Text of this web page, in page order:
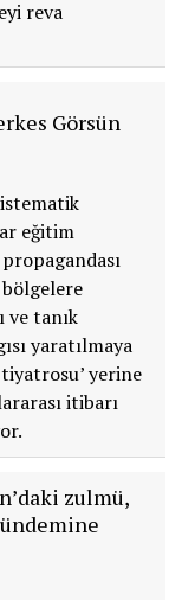
reva
Görsün
eğitim
tanık
yaratılmaya
tiyatrosu’ yerine
itibarı
zulmü,